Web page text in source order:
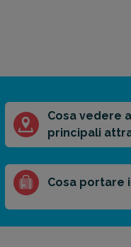
Cosa vedere
principali
Cosa portare